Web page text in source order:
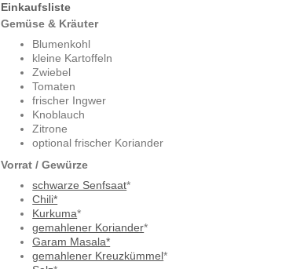
Einkaufsliste
Gemüse & Kräuter
Blumenkohl
kleine Kartoffeln
Zwiebel
Tomaten
frischer Ingwer
Knoblauch
Zitrone
optional frischer Koriander
Vorrat / Gewürze
schwarze Senfsaat*
Chili*
Kurkuma*
gemahlener Koriander*
Garam Masala*
gemahlener Kreuzkümmel*